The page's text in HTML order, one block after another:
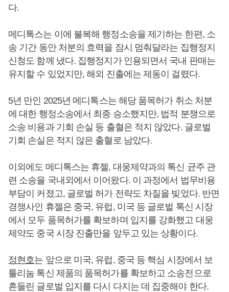
다.
메디톡스는 이에 불복해 행정소송을 제기하는 한편, 소
송 기간 동안 처분의 효력을 잠시 멈춰달라는 집행정지
신청도 함께 냈다. 집행정지가 인용되면서 국내 판매는
유지할 수 있었지만, 해외 진출에는 제동이 걸렸다.
5년 만인 2025년 메디톡스는 해당 품목허가 취소 처분
에 대한 행정소송에서 최종 승소했지만, 법적 분쟁으로
소송 비용과 기회 손실 등 출혈은 적지 않았다. 글로벌
기회 손실은 적지 않은 출혈로 남았다.
이외에도 메디톡스는 휴젤, 대웅제약과의 톡신 균주 관
련 소송을 국내외에서 이어왔다. 이 과정에서 법무비용
부담이 커졌고, 글로벌 허가 전략도 차질을 빚었다. 반면
경쟁사인 휴젤은 중국, 유럽, 미국 등 글로벌 톡신 시장
에서 모두 품목허가를 확보하며 입지를 강화했고 대웅
제약도 중국 시장 진출만을 앞두고 있는 상황이다.
정현호는 앞으로 미국, 유럽, 중국 등 핵심 시장에서 보
툴리눔 톡신 제품의 품목허가를 확보하고 소송전으로
흔들린 글로벌 입지를 다시 다지는 데 집중해야 한다.